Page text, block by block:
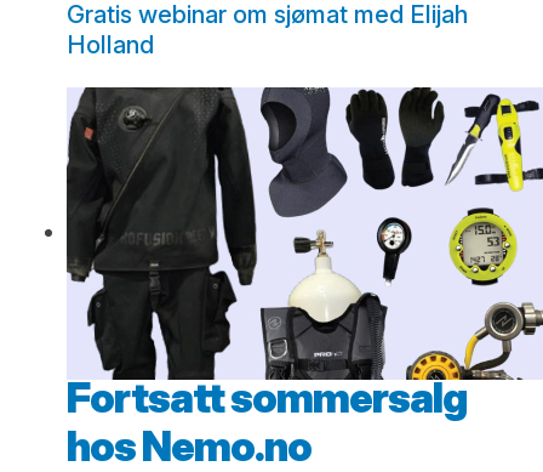
Gratis webinar om sjømat med Elijah
Holland
Fortsatt sommersalg
hos Nemo.no